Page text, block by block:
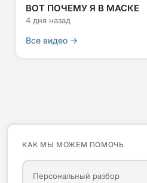
ВОТ ПОЧЕМУ Я В МАСКЕ
4 дня назад
Все видео →
КАК МЫ МОЖЕМ ПОМОЧЬ
Персональный разбор